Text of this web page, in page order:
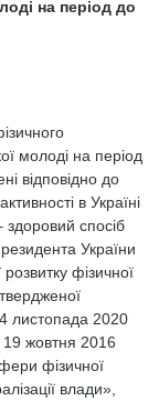
на період до
молоді на період
відповідно до
в Україні
здоровий спосіб
України
фізичної
листопада 2020
19 жовтня 2016
фізичної
влади»,